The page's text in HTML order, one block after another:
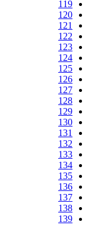
119
120
121
122
123
124
125
126
127
128
129
130
131
132
133
134
135
136
137
138
139